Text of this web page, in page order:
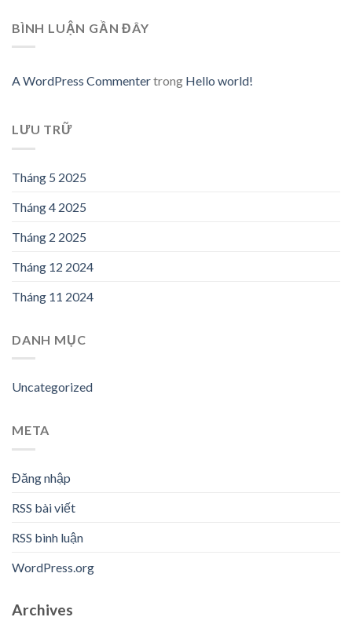
BÌNH LUẬN GẦN ĐÂY
A WordPress Commentertrong Hello world!
LƯU TRỮ
Tháng 5 2025
Tháng 4 2025
Tháng 2 2025
Tháng 12 2024
Tháng 11 2024
DANH MỤC
Uncategorized
META
Đăng nhập
RSS bài viết
RSS bình luận
WordPress.org
Archives